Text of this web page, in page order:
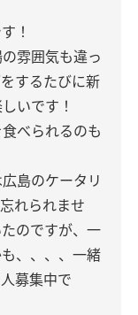
！
雰囲気も違っ
するたびに新
いです！
べられるのも
島のケータリ
れられませ
のですが、一
、、、、一緒
募集中で